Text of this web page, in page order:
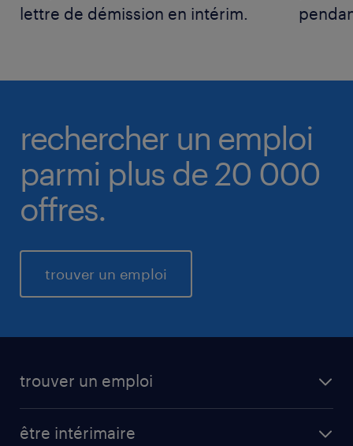
lettre de démission en intérim.
rechercher un emploi
parmi plus de 20 000
offres.
trouver un emploi
trouver un emploi
être intérimaire